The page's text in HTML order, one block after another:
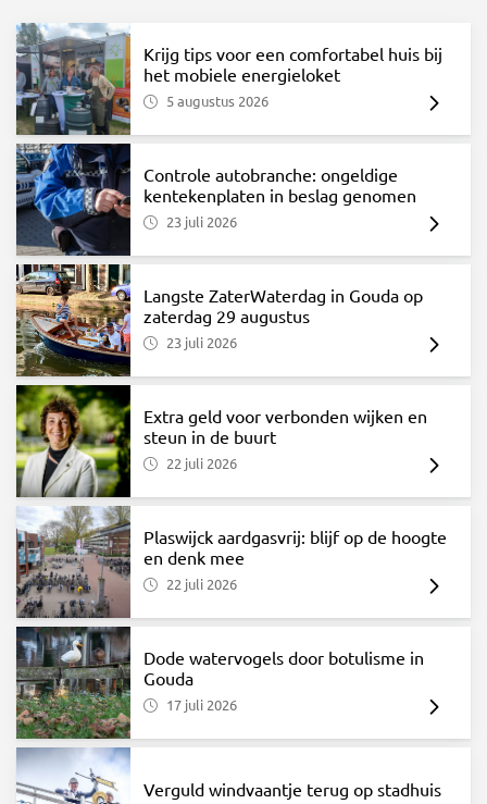
Krijg tips voor een comfortabel huis bij
het mobiele energieloket
5 augustus 2026
Controle autobranche: ongeldige
kentekenplaten in beslag genomen
23 juli 2026
Langste ZaterWaterdag in Gouda op
zaterdag 29 augustus
23 juli 2026
Extra geld voor verbonden wijken en
steun in de buurt
22 juli 2026
Plaswijck aardgasvrij: blijf op de hoogte
en denk mee
22 juli 2026
Dode watervogels door botulisme in
Gouda
17 juli 2026
Verguld windvaantje terug op stadhuis